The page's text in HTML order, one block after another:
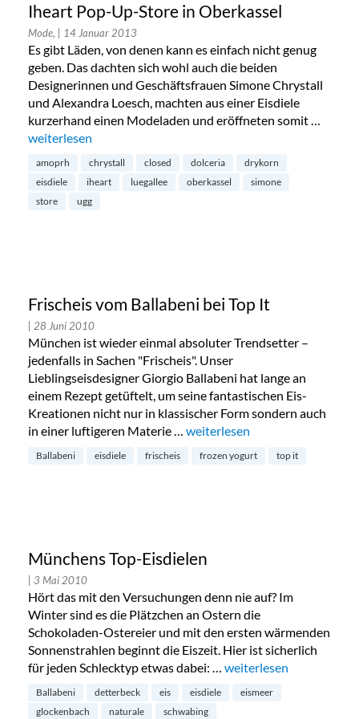
Iheart Pop-Up-Store in Oberkassel
Mode, | 14 Januar 2013
Es gibt Läden, von denen kann es einfach nicht genug
geben. Das dachten sich wohl auch die beiden
Designerinnen und Geschäftsfrauen Simone Chrystall
und Alexandra Loesch, machten aus einer Eisdiele
kurzerhand einen Modeladen und eröffneten somit …
„Iheart Pop-Up-Store in Oberkassel“
weiterlesen
amoprh chrystall closed dolceria
drykorn
eisdiele
iheart luegallee oberkassel
simone
store
ugg
Frischeis vom Ballabeni bei Top It
| 28 Juni 2010
München ist wieder einmal absoluter Trendsetter –
jedenfalls in Sachen "Frischeis". Unser
Lieblingseisdesigner Giorgio Ballabeni hat lange an
einem Rezept getüftelt, um seine fantastischen Eis-
Kreationen nicht nur in klassischer Form sondern auch
in einer luftigeren Materie … „Frischeis vom Ballabeni bei
weiterlesen
Ballabeni eisdiele frischeis frozen yogurt top it
Münchens Top-Eisdielen
| 3 Mai 2010
Hört das mit den Versuchungen denn nie auf? Im
Winter sind es die Plätzchen an Ostern die
Schokoladen-Ostereier und mit den ersten wärmenden
Sonnenstrahlen beginnt die Eiszeit. Hier ist sicherlich
für jeden Schlecktyp etwas dabei: … „Münchens Top-
weiterlesen
Ballabeni detterbeck eis eisdiele
eismeer
glockenbach
naturale schwabing